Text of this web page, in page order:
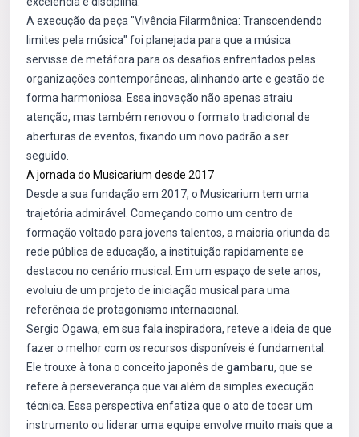
A execução da peça "Vivência Filarmônica: Transcendendo
limites pela música" foi planejada para que a música
servisse de metáfora para os desafios enfrentados pelas
organizações contemporâneas, alinhando arte e gestão de
forma harmoniosa. Essa inovação não apenas atraiu
atenção, mas também renovou o formato tradicional de
aberturas de eventos, fixando um novo padrão a ser
seguido.
A jornada do Musicarium desde 2017
Desde a sua fundação em 2017, o Musicarium tem uma
trajetória admirável. Começando como um centro de
formação voltado para jovens talentos, a maioria oriunda da
rede pública de educação, a instituição rapidamente se
destacou no cenário musical. Em um espaço de sete anos,
evoluiu de um projeto de iniciação musical para uma
referência de protagonismo internacional.
Sergio Ogawa, em sua fala inspiradora, reteve a ideia de que
fazer o melhor com os recursos disponíveis é fundamental.
Ele trouxe à tona o conceito japonês de gambaru, que se
refere à perseverança que vai além da simples execução
técnica. Essa perspectiva enfatiza que o ato de tocar um
instrumento ou liderar uma equipe envolve muito mais que a